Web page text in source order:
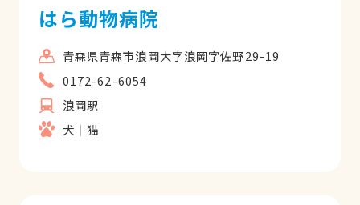
はら動物病院
青森県青森市浪岡大字浪岡字佐野29-19
0172-62-6054
浪岡駅
犬
猫